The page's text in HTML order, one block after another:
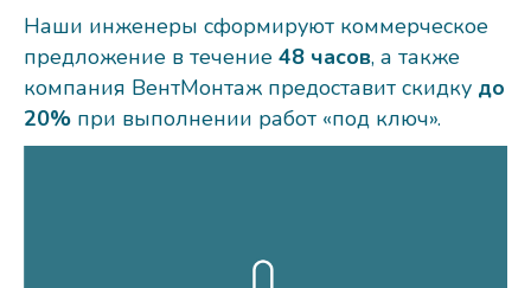
Наши инженеры сформируют коммерческое
предложение в течение 48 часов, а также
компания ВентМонтаж предоставит скидку до
20% при выполнении работ «под ключ».